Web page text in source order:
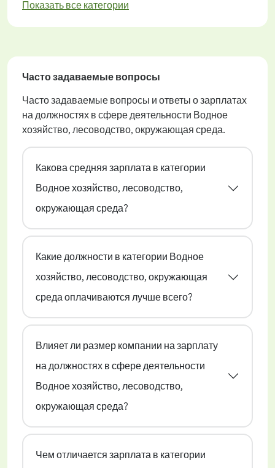
Показать все категории
Часто задаваемые вопросы
Часто задаваемые вопросы и ответы о зарплатах
на должностях в сфере деятельности Водное
хозяйство, лесоводство, окружающая среда.
Какова средняя зарплата в категории
Водное хозяйство, лесоводство,
окружающая среда?
Какие должности в категории Водное
хозяйство, лесоводство, окружающая
среда оплачиваются лучше всего?
Влияет ли размер компании на зарплату
на должностях в сфере деятельности
Водное хозяйство, лесоводство,
окружающая среда?
Чем отличается зарплата в категории